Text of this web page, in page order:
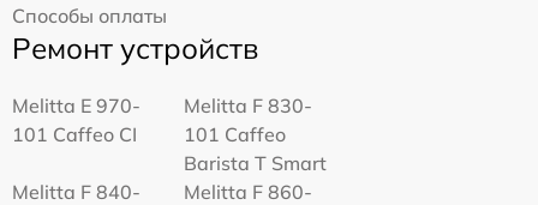
Способы оплаты
Ремонт устройств
Melitta Е 970-
101 Caffeo CI
Melitta F 830-
101 Caffeo
Barista T Smart
Melitta F 840-
Melitta F 860-